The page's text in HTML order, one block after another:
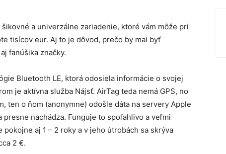
a univerzálne zariadenie, ktoré vám môže pri
tisícov eur. Aj to je dôvod, prečo by mal byť
fanúšika značky.
Bluetooth LE, ktorá odosiela informácie o svojej
je aktívna služba Nájsť. AirTag teda nemá GPS, no
ten o ňom (anonymne) odošle dáta na servery Apple
nachádza. Funguje to spoľahlivo a veľmi
aj 1 – 2 roky a v jeho útrobách sa skrýva
2 €.